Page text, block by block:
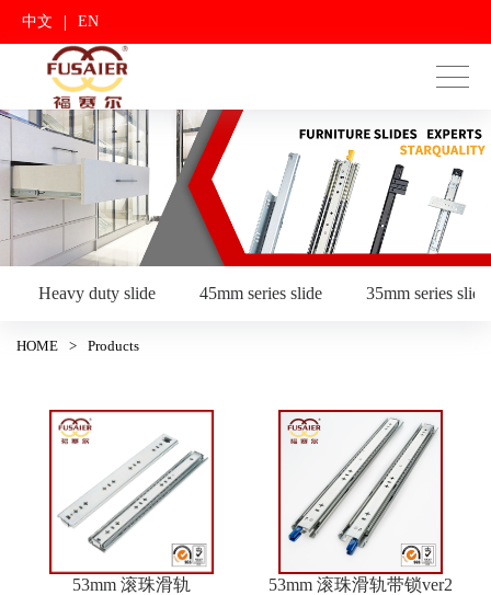
中文 | EN
Heavy duty slide 45mm series slide 35mm series slide
HOME > Products
53mm 滚珠滑轨 53mm 滚珠滑轨带锁ver2